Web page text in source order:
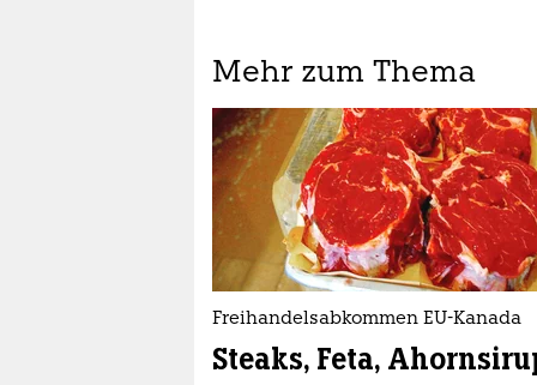
Mehr zum Thema
Freihandelsabkommen EU-Kanada
Steaks, Feta,